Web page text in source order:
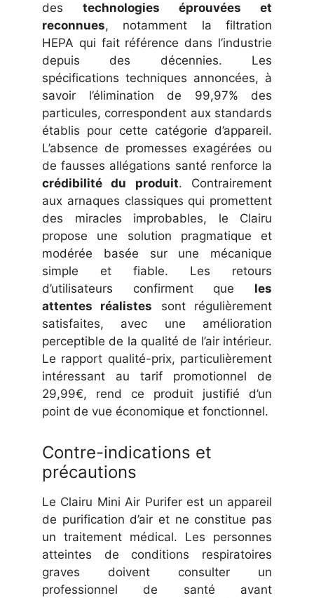
des technologies éprouvées et
reconnues, notamment la filtration
HEPA qui fait référence dans l’industrie
depuis des décennies. Les
spécifications techniques annoncées, à
savoir l’élimination de 99,97% des
particules, correspondent aux standards
établis pour cette catégorie d’appareil.
L’absence de promesses exagérées ou
de fausses allégations santé renforce la
crédibilité du produit. Contrairement
aux arnaques classiques qui promettent
des miracles improbables, le Clairu
propose une solution pragmatique et
modérée basée sur une mécanique
simple et fiable. Les retours
d’utilisateurs confirment que les
attentes réalistes sont régulièrement
satisfaites, avec une amélioration
perceptible de la qualité de l’air intérieur.
Le rapport qualité-prix, particulièrement
intéressant au tarif promotionnel de
29,99€, rend ce produit justifié d’un
point de vue économique et fonctionnel.
Contre-indications et
précautions
Le Clairu Mini Air Purifer est un appareil
de purification d’air et ne constitue pas
un traitement médical. Les personnes
atteintes de conditions respiratoires
graves doivent consulter un
professionnel de santé avant